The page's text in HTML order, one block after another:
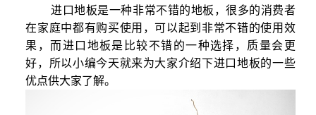
进口地板是一种非常不错的地板，很多的消费者
在家庭中都有购买使用，可以起到非常不错的使用效
果，而进口地板是比较不错的一种选择，质量会更
好，所以小编今天就来为大家介绍下进口地板的一些
优点供大家了解。